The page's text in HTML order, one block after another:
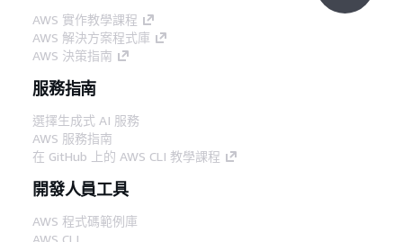
AWS 實作教學課程
AWS 解決方案程式庫
AWS 決策指南
服務指南
選擇生成式 AI 服務
AWS 服務指南
在 GitHub 上的 AWS CLI 教學課程
開發人員工具
AWS 程式碼範例庫
AWS CLI